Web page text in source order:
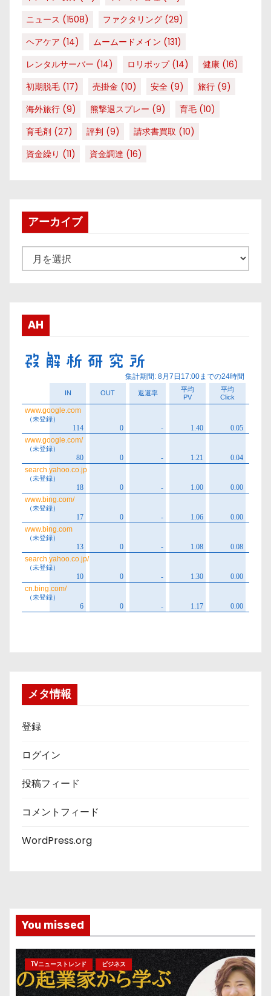
ニュース (1508) ファクタリング (29)
ヘアケア (14) ムームードメイン (131)
レンタルサーバー (14) ロリポップ(14) 健康 (16)
初期脱毛 (17) 売掛金 (10) 安全 (9) 旅行 (9)
海外旅行 (9) 熊撃退スプレー (9) 育毛 (10)
育毛剤 (27) 評判 (9) 請求書買取 (10)
資金繰り (11) 資金調達 (16)
アーカイブ
ー
ブ
AH
メタ情報
登録
ログイン
投稿フィード
コメントフィード
WordPress.org
You missed
TVニューストレンド ビジネス